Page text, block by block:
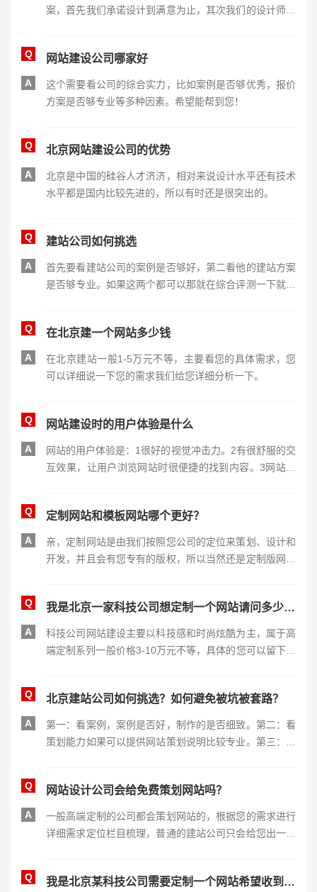
案，首先我们承诺设计到满意为止，其次我们的设计师都
Q
网站建设公司哪家好
A
这个需要看公司的综合实力，比如案例是否够优秀，报价
方案是否够专业等多种因素。希望能帮到您！
Q 北京网站建设公司的优势
A
北京是中国的硅谷人才济济，相对来说设计水平还有技术
水平都是国内比较先进的，所以有时还是很突出的。
Q 建站公司如何挑选
A
首先要看建站公司的案例是否够好，第二看他的建站方案
是否够专业。如果这两个都可以那就在综合评测一下就可
Q 在北京建一个网站多少钱
A
在北京建站一般1-5万元不等，主要看您的具体需求，您
可以详细说一下您的需求我们给您详细分析一下。
Q 网站建设时的用户体验是什么
A
网站的用户体验是：1很好的视觉冲击力。2有很舒服的交
互效果，让用户浏览网站时很便捷的找到内容。3网站架
Q 定制网站和模板网站哪个更好？
A
亲，定制网站是由我们按照您公司的定位来策划、设计和
开发，并且会有您专有的版权，所以当然还是定制版网站
Q 我是北京一家科技公司想定制一个网站请问多少钱？
A
科技公司网站建设主要以科技感和时尚炫酷为主，属于高
端定制系列一般价格3-10万元不等，具体的您可以留下联
Q 北京建站公司如何挑选？如何避免被坑被套路？
A
第一：看案例，案例是否好，制作的是否细致。第二：看
策划能力如果可以提供网站策划说明比较专业。第三：再
Q 网站设计公司会给免费策划网站吗？
A
一般高端定制的公司都会策划网站的，根据您的需求进行
详细需求定位栏目梳理，普通的建站公司只会给您出一个
Q 我是北京某科技公司需要定制一个网站希望收到你们的策划方案